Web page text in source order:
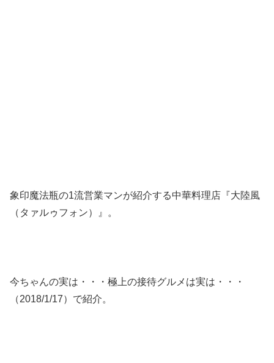
象印魔法瓶の1流営業マンが紹介する中華料理店『大陸風
（タァルゥフォン）』。
今ちゃんの実は・・・極上の接待グルメは実は・・・
（2018/1/17）で紹介。